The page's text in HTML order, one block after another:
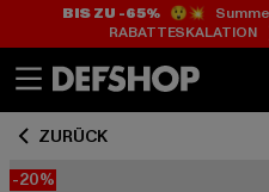
BIS ZU -65%😲💥
ZURÜCK
-20%